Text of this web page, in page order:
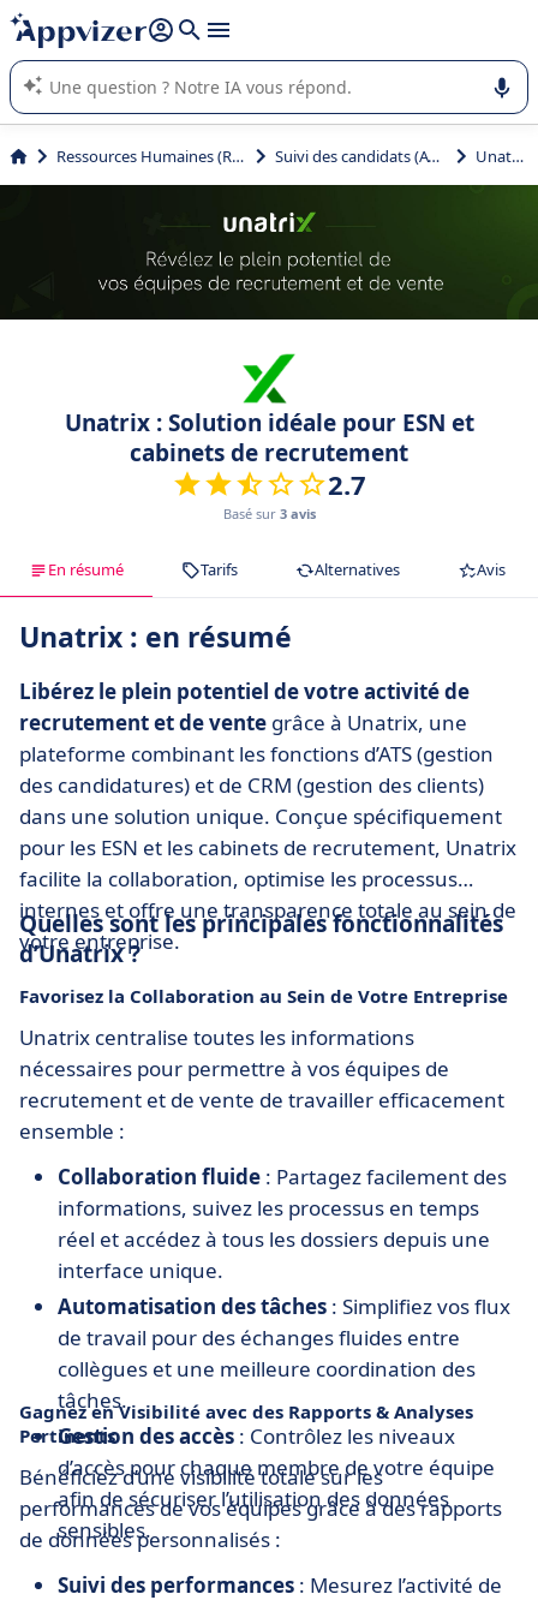
répondre (plusieurs lignes avec
L'IA de Appvizer vous guide dans l'utilisation ou la sélection de
logiciel SaaS en entreprise.
Ressources Humaines (RH) Suivi des candidats (ATS) Unatrix
Unatrix : Solution idéale pour ESN et
cabinets de recrutement
2.7
Basé sur 3 avis
En résumé Tarifs Alternatives Avis
Unatrix : en résumé
Libérez le plein potentiel de votre activité de
recrutement et de vente grâce à Unatrix, une
plateforme combinant les fonctions d’ATS (gestion
des candidatures) et de CRM (gestion des clients)
dans une solution unique. Conçue spécifiquement
pour les ESN et les cabinets de recrutement, Unatrix
facilite la collaboration, optimise les processus
internes et offre une transparence totale au sein de
votre entreprise.
Quelles sont les principales fonctionnalités
d’Unatrix ?
Favorisez la Collaboration au Sein de Votre Entreprise
Unatrix centralise toutes les informations
nécessaires pour permettre à vos équipes de
recrutement et de vente de travailler efficacement
ensemble :
Collaboration fluide : Partagez facilement des
informations, suivez les processus en temps
réel et accédez à tous les dossiers depuis une
interface unique.
Automatisation des tâches : Simplifiez vos flux
de travail pour des échanges fluides entre
collègues et une meilleure coordination des
tâches.
Gestion des accès : Contrôlez les niveaux
d’accès pour chaque membre de votre équipe
afin de sécuriser l’utilisation des données
sensibles.
Gagnez en Visibilité avec des Rapports & Analyses
Pertinents
Bénéficiez d’une visibilité totale sur les
performances de vos équipes grâce à des rapports
de données personnalisés :
Suivi des performances : Mesurez l’activité de